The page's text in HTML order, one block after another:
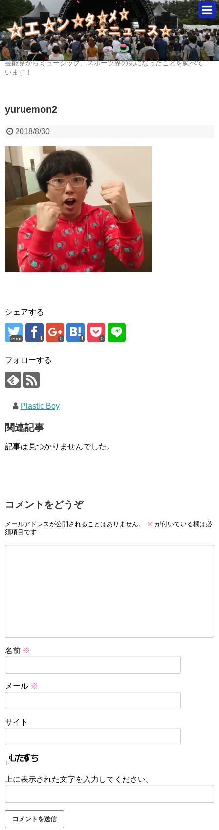
芸能界からミュージック、スポーツ界の気になったことを調べて
います！
yuruemon2
2018/8/30
シェアする
error 0 0
フォローする
Plastic Boy
関連記事
記事は見つかりませんでした。
コメントをどうぞ
メールアドレスが公開されることはありません。 ※ が付いている欄は必
須項目です
名前 ※
メール ※
サイト
上に表示された文字を入力してください。